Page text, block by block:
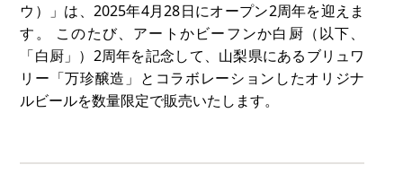
ウ）」は、2025年4月28日にオープン2周年を迎えま
す。 このたび、アートかビーフンか白厨（以下、
「白厨」）2周年を記念して、山梨県にあるブリュワ
リー「万珍醸造」とコラボレーションしたオリジナ
ルビールを数量限定で販売いたします。